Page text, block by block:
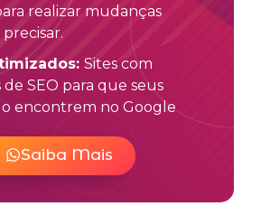
realizar mudanças
Sites com
de SEO para que seus
encontrem no Google
Saiba Mais